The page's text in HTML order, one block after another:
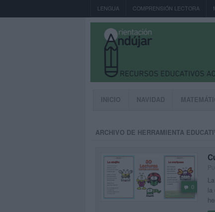
LENGUA COMPRENSIÓN LECTORA
INICIO NAVIDAD
ARCHIVO DE HERRAMIENTA
0
la